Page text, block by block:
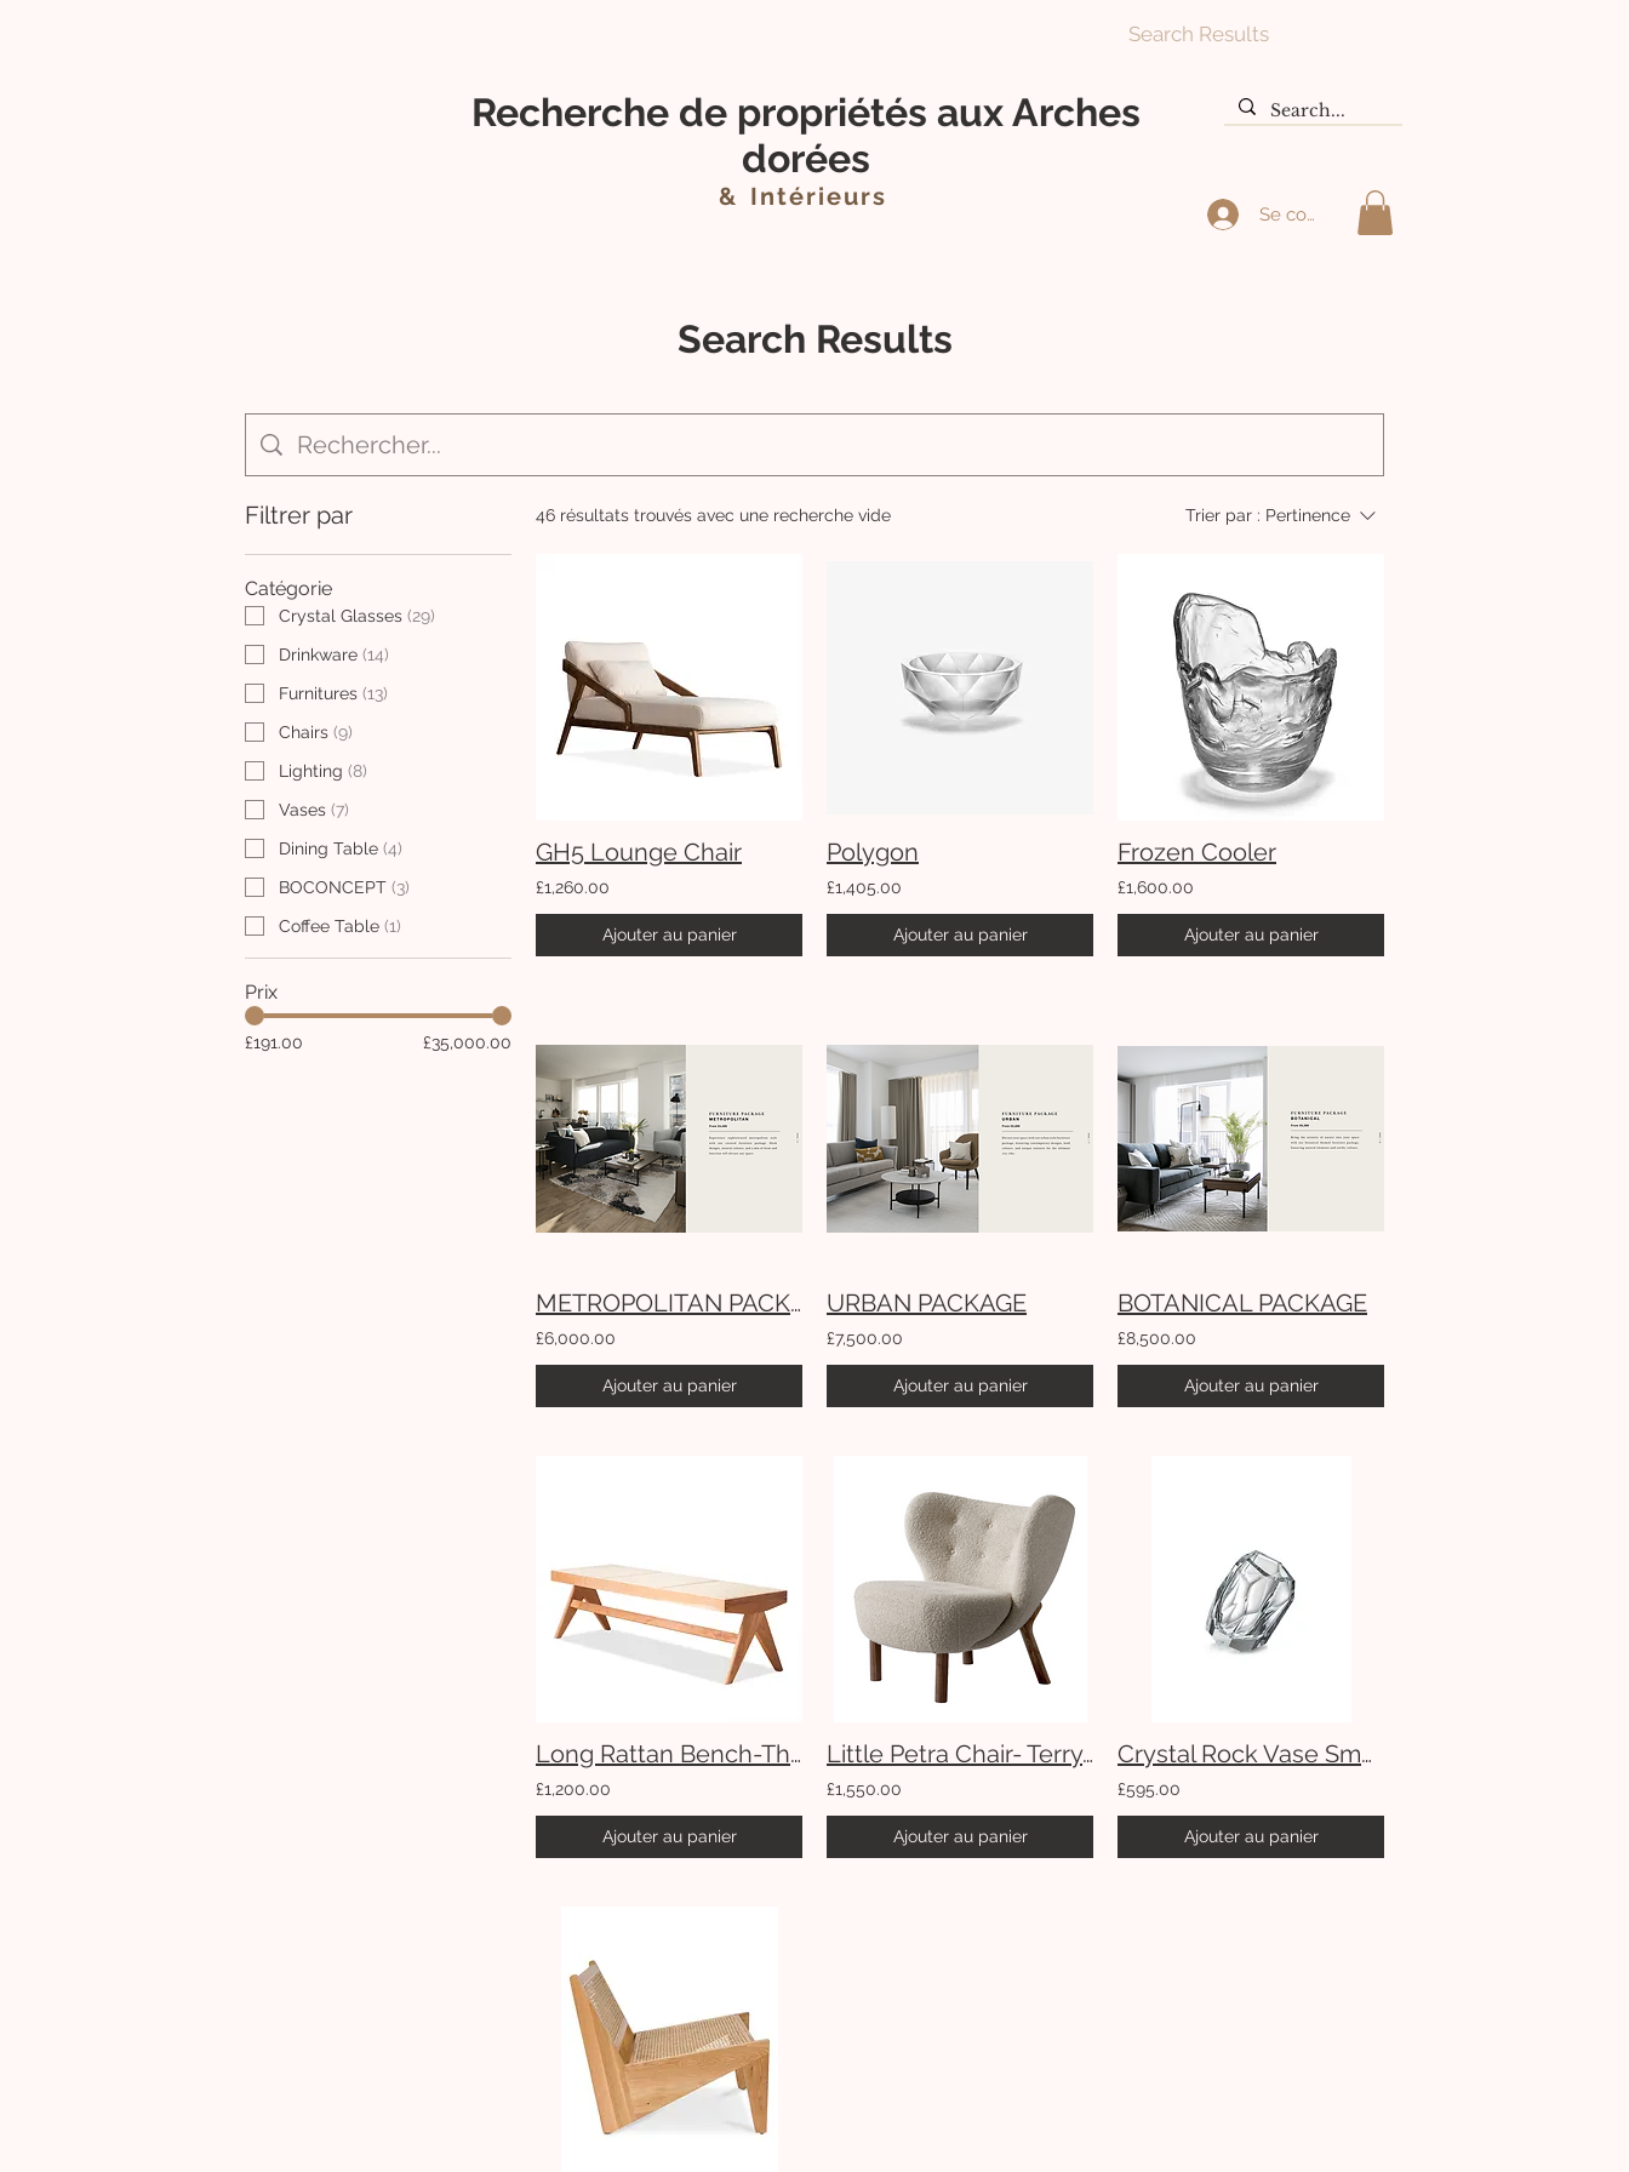
Search Results
Recherche de propriétés aux Arches
dorées
& Intérieurs
Se connecter
Search Results
Filtrer par
Catégorie
Crystal Glasses (29)
Drinkware (14)
Furnitures (13)
Chairs (9)
Lighting (8)
Vases (7)
Dining Table (4)
BOCONCEPT (3)
Coffee Table (1)
Prix
£191.00 £35,000.00
46 résultats trouvés avec une recherche vide Trier par : Pertinence
GH5 Lounge Chair
£1,260.00
Ajouter au panier
Polygon
£1,405.00
Ajouter au panier
Frozen Cooler
£1,600.00
Ajouter au panier
METROPOLITAN PACKAGE
£6,000.00
Ajouter au panier
URBAN PACKAGE
£7,500.00
Ajouter au panier
BOTANICAL PACKAGE
£8,500.00
Ajouter au panier
Long Rattan Bench-Three Seaters
£1,200.00
Ajouter au panier
Little Petra Chair- Terry Cloth
£1,550.00
Ajouter au panier
Crystal Rock Vase Small
£595.00
Ajouter au panier